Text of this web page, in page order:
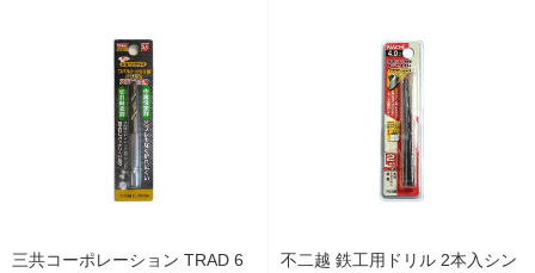
三共コーポレーション TRAD 6
不二越 鉄工用ドリル 2本入シン